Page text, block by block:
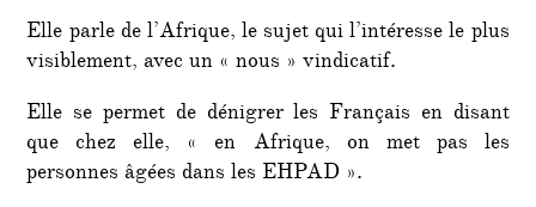
Elle parle de l’Afrique, le sujet qui l’intéresse le plus
visiblement, avec un « nous » vindicatif.
Elle se permet de dénigrer les Français en disant
que chez elle, « en Afrique, on met pas les
personnes âgées dans les EHPAD ».